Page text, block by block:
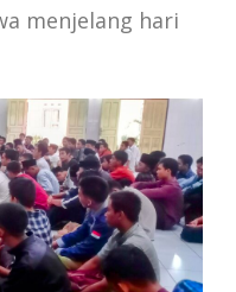
menjelang hari